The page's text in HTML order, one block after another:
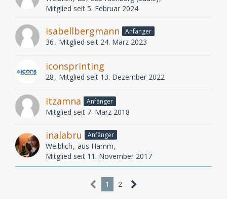
Mitglied seit 5. Februar 2024
isabellbergmann Anfänger
36 Mitglied seit 24. März 2023
iconsprinting
28 Mitglied seit 13. Dezember 2022
itzamna Anfänger
Mitglied seit 7. März 2018
inalabru Anfänger
Weiblich aus Hamm
Mitglied seit 11. November 2017
1 2